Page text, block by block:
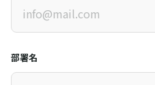
部署名